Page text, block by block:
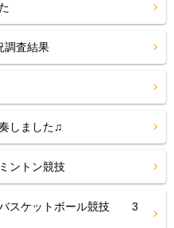
調査結果
しました♫
ントン競技
スケットボール競技 3